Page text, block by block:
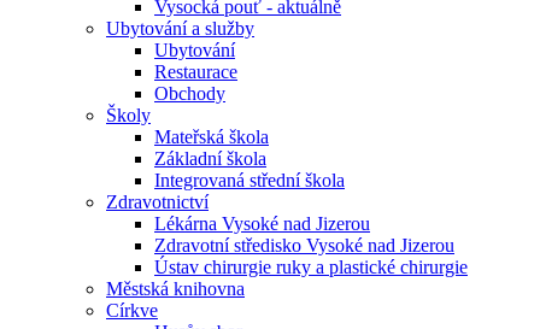
Vysocká pouť - aktuálně
Ubytování a služby
Ubytování
Restaurace
Obchody
Školy
Mateřská škola
Základní škola
Integrovaná střední škola
Zdravotnictví
Lékárna Vysoké nad Jizerou
Zdravotní středisko Vysoké nad Jizerou
Ústav chirurgie ruky a plastické chirurgie
Městská knihovna
Církve